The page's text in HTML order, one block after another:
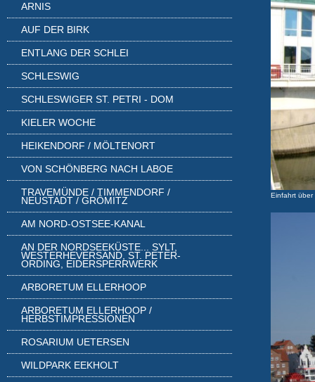
Einfahrt über
ARNIS
AUF DER BIRK
ENTLANG DER SCHLEI
SCHLESWIG
SCHLESWIGER ST. PETRI - DOM
KIELER WOCHE
HEIKENDORF / MÖLTENORT
VON SCHÖNBERG NACH LABOE
TRAVEMÜNDE / TIMMENDORF /
NEUSTADT / GRÖMITZ
AM NORD-OSTSEE-KANAL
AN DER NORDSEEKÜSTE... SYLT,
WESTERHEVERSAND, ST. PETER-
ORDING, EIDERSPERRWERK
ARBORETUM ELLERHOOP
ARBORETUM ELLERHOOP /
HERBSTIMPRESSIONEN
ROSARIUM UETERSEN
WILDPARK EEKHOLT